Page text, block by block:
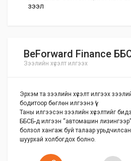
зээл
BeForward Finance
Зээлийн хүсэлт илгээх
Эрхэм та зээлийн хүсэлт илгээх
бодитоор бөглөн илгээнэ үү!
Таны илгээсэн зээлийн хүсэлтийг
ББСБ-д илгээн “автомашин
болзол хангаж буй талаар урьдчилсан
шуурхай холбогдох болно.